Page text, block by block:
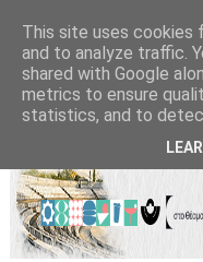
This site uses cookies
and to analyze traffic.
shared with Google
metrics to ensure
statistics, and to